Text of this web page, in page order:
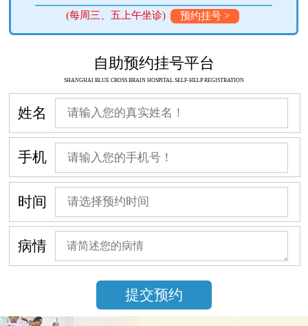
(每周三、五上午坐诊) 预约挂号 >
自助预约挂号平台
SHANGHAI BLUE CROSS BRAIN HOSPITAL SELF-HELP REGISTRATION
姓名
手机
时间
病情